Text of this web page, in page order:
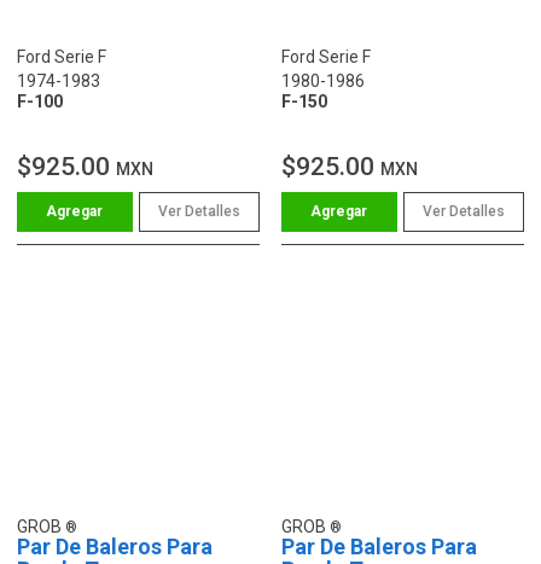
Ford Serie F
1974-1983
F-100
$925.00 MXN
Ver Detalles
Ford Serie F
1980-1986
F-150
$925.00 MXN
Ver Detalles
GROB
Par De Baleros Para
GROB
Par De Baleros Para